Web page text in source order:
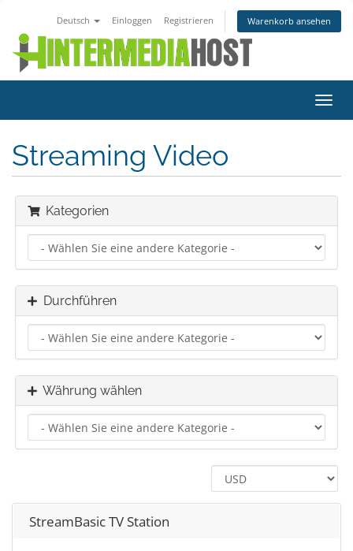
Deutsch Einloggen Registrieren Warenkorb ansehen
ein-/
Streaming Video
Kategorien
Durchführen
Währung wählen
StreamBasic TV Station